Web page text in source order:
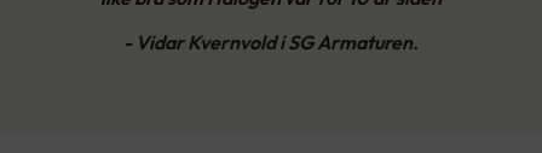
- Vidar Kvernvold i SG Armaturen.